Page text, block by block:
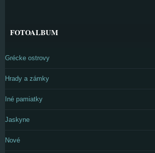
FOTOALBUM
Grécke ostrovy
Hrady a zámky
Iné pamiatky
Jaskyne
Nové